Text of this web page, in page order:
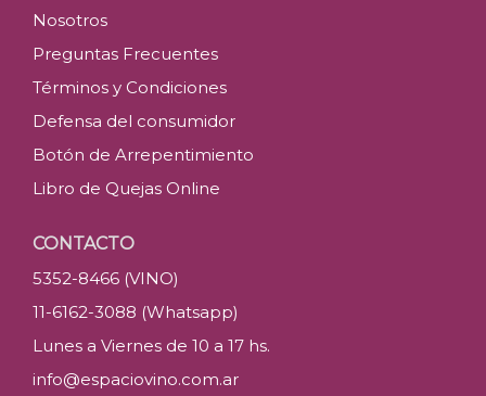
Nosotros
Preguntas Frecuentes
Términos y Condiciones
Defensa del consumidor
Botón de Arrepentimiento
Libro de Quejas Online
CONTACTO
5352-8466 (VINO)
11-6162-3088 (Whatsapp)
Lunes a Viernes de 10 a 17 hs.
info@espaciovino.com.ar